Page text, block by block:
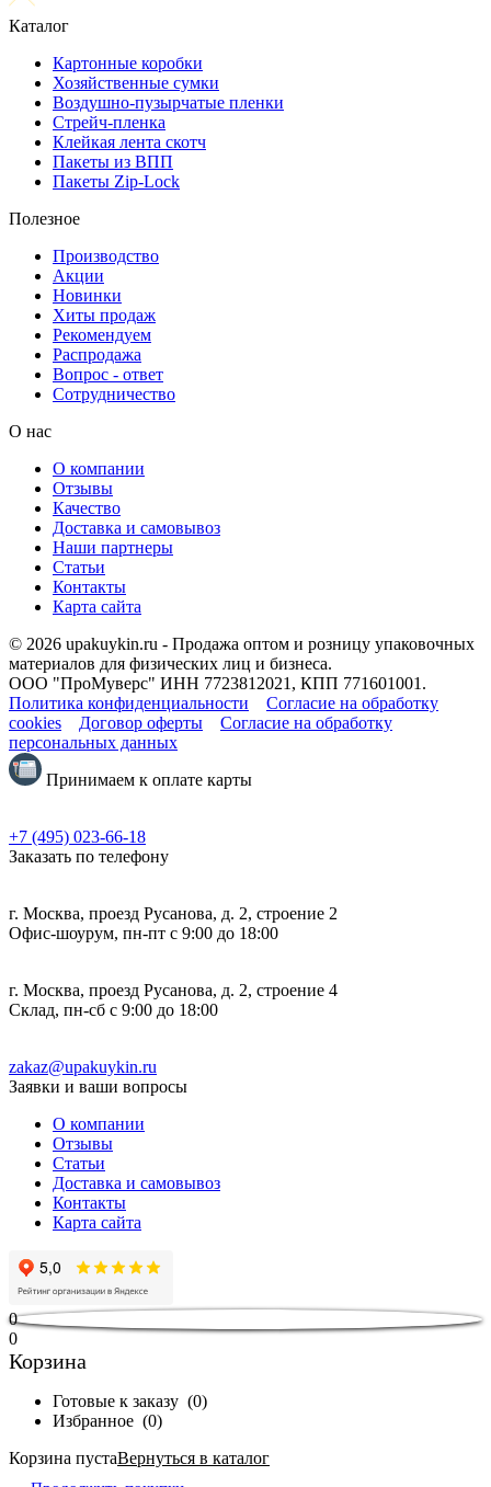
Каталог
Картонные коробки
Хозяйственные сумки
Воздушно-пузырчатые пленки
Стрейч-пленка
Клейкая лента скотч
Пакеты из ВПП
Пакеты Zip-Lock
Полезное
Производство
Акции
Новинки
Хиты продаж
Рекомендуем
Распродажа
Вопрос - ответ
Сотрудничество
О нас
О компании
Отзывы
Качество
Доставка и самовывоз
Наши партнеры
Статьи
Контакты
Карта сайта
© 2026 upakuykin.ru - Продажа оптом и розницу упаковочных
материалов для физических лиц и бизнеса.
ООО "ПроМуверс" ИНН 7723812021, КПП 771601001.
Политика конфиденциальности
Согласие на обработку
cookies
Договор оферты
Согласие на обработку
персональных данных
Принимаем к оплате карты
+7 (495) 023-66-18
Заказать по телефону
г. Москва, проезд Русанова, д. 2, строение 2
Офис-шоурум, пн-пт с 9:00 до 18:00
г. Москва, проезд Русанова, д. 2, строение 4
Склад, пн-сб с 9:00 до 18:00
zakaz@upakuykin.ru
Заявки и ваши вопросы
О компании
Отзывы
Статьи
Доставка и самовывоз
Контакты
Карта сайта
0
0
Корзина
Готовые к заказу (0)
Избранное (0)
Корзина пустаВернуться в каталог